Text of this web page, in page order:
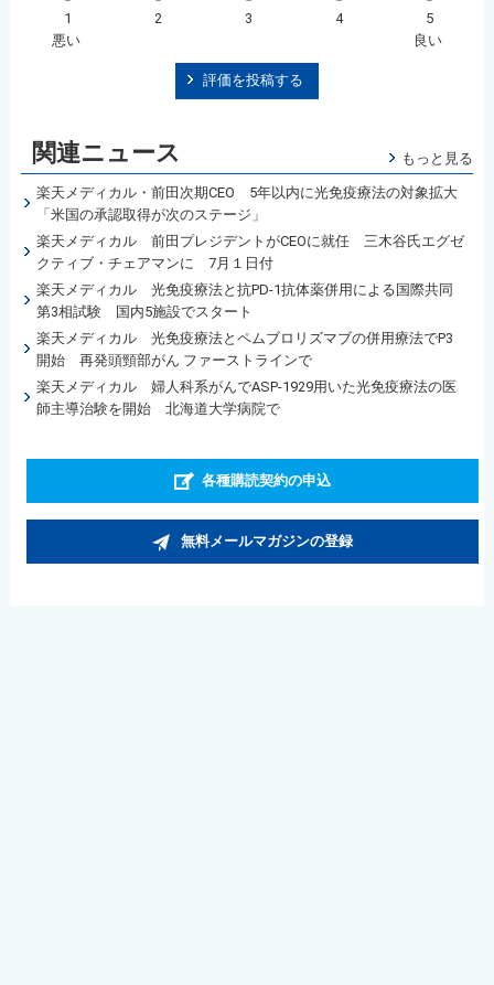
1 2 3 4
5
悪い
良い
評価を投稿する
関連ニュース もっと見る
楽天メディカル・前田次期CEO 5年以内に光免疫療法の対象拡大
「米国の承認取得が次のステージ」
楽天メディカル 前田プレジデントがCEOに就任 三木谷氏エグゼ
クティブ・チェアマンに 7月１日付
楽天メディカル 光免疫療法と抗PD-1抗体薬併用による国際共同
第3相試験 国内5施設でスタート
楽天メディカル 光免疫療法とペムブロリズマブの併用療法でP3
開始 再発頭頸部がん ファーストラインで
楽天メディカル 婦人科系がんでASP-1929用いた光免疫療法の医
師主導治験を開始 北海道大学病院で
各種購読契約の申込
無料メールマガジンの登録